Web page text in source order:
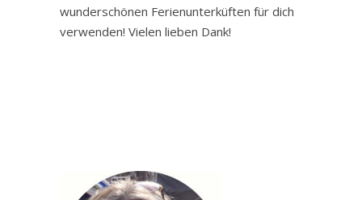
wunderschönen Ferienunterküften für dich
verwenden! Vielen lieben Dank!